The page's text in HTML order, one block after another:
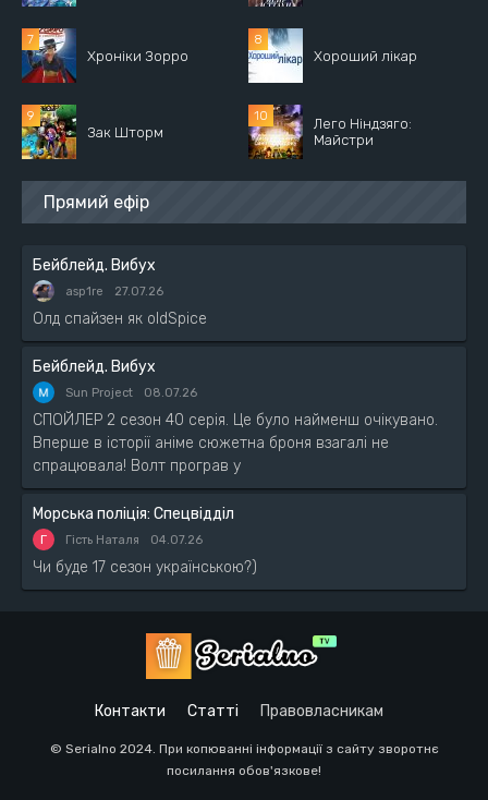
Хроніки Зорро Хороший лікар
Зак Шторм
Лего Ніндзяго:
Майстри
Прямий ефір
Бейблейд. Вибух
asp1re 27.07.26
Олд спайзен як oldSpice
Бейблейд. Вибух
Sun Project 08.07.26
СПОЙЛЕР 2 сезон 40 серія. Це було найменш очікувано.
Вперше в історії аніме сюжетна броня взагалі не
спрацювала! Волт програв у
Морська поліція: Спецвідділ
Г Гість Наталя 04.07.26
Чи буде 17 сезон українською?)
Контакти Статті Правовласникам
© Serialno 2024. При копюванні інформації з сайту зворотнє
посилання обов'язкове!